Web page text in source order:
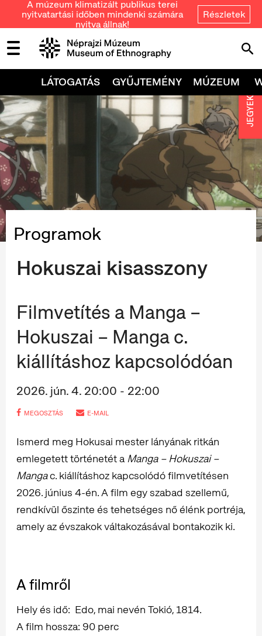
A múzeum klimatizált publikus terei
nyitvatartási időben mindenki számára
nyitva állnak!
Részletek
LÁTOGATÁS GYŰJTEMÉNY MÚZEUM
Programok
Hokuszai kisasszony
Filmvetítés a Manga –
Hokuszai – Manga c.
kiállításhoz kapcsolódóan
2026. jún. 4. 20:00 - 22:00
MEGOSZTÁS E-MAIL
Ismerd meg Hokusai mester lányának ritkán
emlegetett történetét aManga – Hokuszai –
Mangac. kiállításhoz kapcsolódó filmvetítésen
2026. június 4-én. A film egy szabad szellemű,
rendkívül őszinte és tehetséges nő élénk portréja,
amely az évszakok váltakozásával bontakozik ki.
A filmről
Hely és idő: Edo, mai nevén Tokió, 1814.
A film hossza: 90 perc
JEGYEK